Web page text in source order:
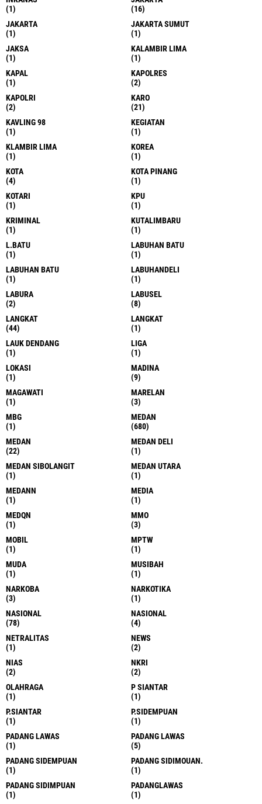
(1)
(16)
JAKARTA
(1)
JAKARTA SUMUT
(1)
JAKSA
(1)
KALAMBIR LIMA
(1)
KAPAL
(1)
KAPOLRES
(2)
KAPOLRI
(2)
KARO
(21)
KAVLING 98
(1)
KEGIATAN
(1)
KLAMBIR LIMA
(1)
KOREA
(1)
KOTA
(4)
KOTA PINANG
(1)
KOTARI
(1)
KPU
(1)
KRIMINAL
(1)
KUTALIMBARU
(1)
L.BATU
(1)
LABUHAN BATU
(1)
LABUHAN BATU
(1)
LABUHANDELI
(1)
LABURA
(2)
LABUSEL
(8)
LANGKAT
(44)
LANGKAT
(1)
LAUK DENDANG
(1)
LIGA
(1)
LOKASI
(1)
MADINA
(9)
MAGAWATI
(1)
MARELAN
(3)
MBG
(1)
MEDAN
(680)
MEDAN
(22)
MEDAN DELI
(1)
MEDAN SIBOLANGIT
(1)
MEDAN UTARA
(1)
MEDANN
(1)
MEDIA
(1)
MEDQN
(1)
MMO
(3)
MOBIL
(1)
MPTW
(1)
MUDA
(1)
MUSIBAH
(1)
NARKOBA
(3)
NARKOTIKA
(1)
NASIONAL
(78)
NASIONAL
(4)
NETRALITAS
(1)
NEWS
(2)
NIAS
(2)
NKRI
(2)
OLAHRAGA
(1)
P SIANTAR
(1)
P.SIANTAR
(1)
P.SIDEMPUAN
(1)
PADANG LAWAS
(1)
PADANG LAWAS
(5)
PADANG SIDEMPUAN
(1)
PADANG SIDIMOUAN.
(1)
PADANG SIDIMPUAN
(1)
PADANGLAWAS
(1)